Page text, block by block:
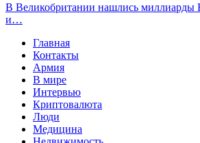
В Великобритании нашлись миллиарды
и…
Главная
Контакты
Армия
В мире
Интервью
Криптовалюта
Люди
Медицина